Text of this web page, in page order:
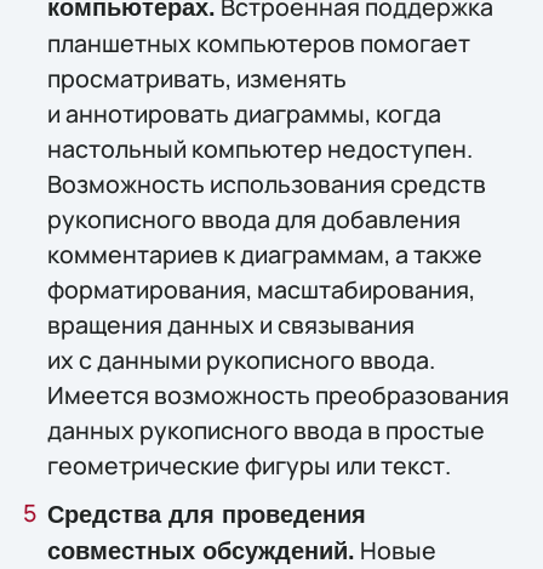
компьютерах. Встроенная поддержка
планшетных компьютеров помогает
просматривать, изменять
и аннотировать диаграммы, когда
настольный компьютер недоступен.
Возможность использования средств
рукописного ввода для добавления
комментариев к диаграммам, а также
форматирования, масштабирования,
вращения данных и связывания
их с данными рукописного ввода.
Имеется возможность преобразования
данных рукописного ввода в простые
геометрические фигуры или текст.
Средства для проведения
совместных обсуждений. Новые